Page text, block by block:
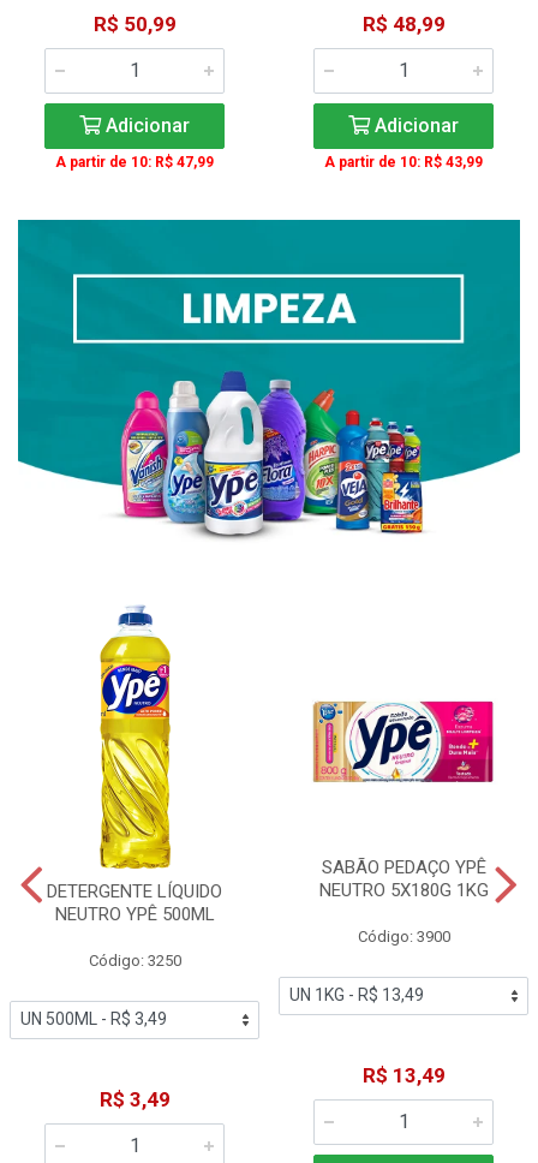
R$ 50,99
Adicionar
A partir de 10: R$ 47,99
R$ 48,99
Adicionar
A partir de 10: R$ 43,99
DETERGENTE LÍQUIDO
NEUTRO YPÊ 500ML
Código: 3250
R$ 3,49
SABÃO PEDAÇO YPÊ
NEUTRO 5X180G 1KG
Código: 3900
R$ 13,49